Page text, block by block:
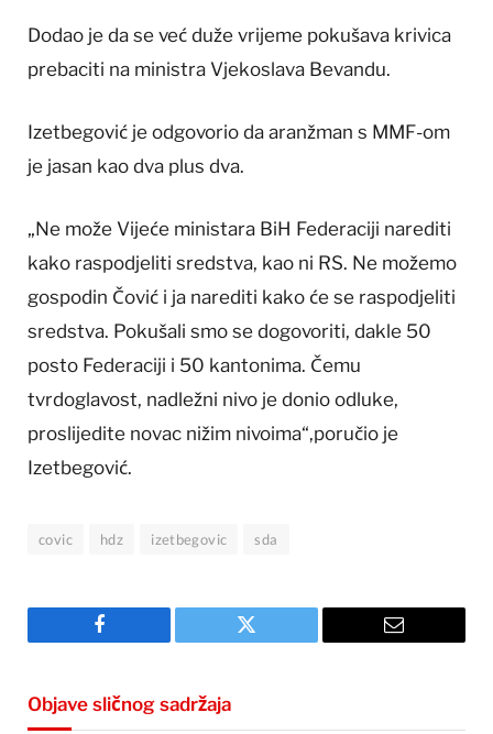
Dodao je da se već duže vrijeme pokušava krivica
prebaciti na ministra Vjekoslava Bevandu.
Izetbegović je odgovorio da aranžman s MMF-om
je jasan kao dva plus dva.
„Ne može Vijeće ministara BiH Federaciji narediti
kako raspodjeliti sredstva, kao ni RS. Ne možemo
gospodin Čović i ja narediti kako će se raspodjeliti
sredstva. Pokušali smo se dogovoriti, dakle 50
posto Federaciji i 50 kantonima. Čemu
tvrdoglavost, nadležni nivo je donio odluke,
proslijedite novac nižim nivoima“,poručio je
Izetbegović.
covic hdz izetbegovic sda
Facebook Twitter Email
Objave sličnog sadržaja